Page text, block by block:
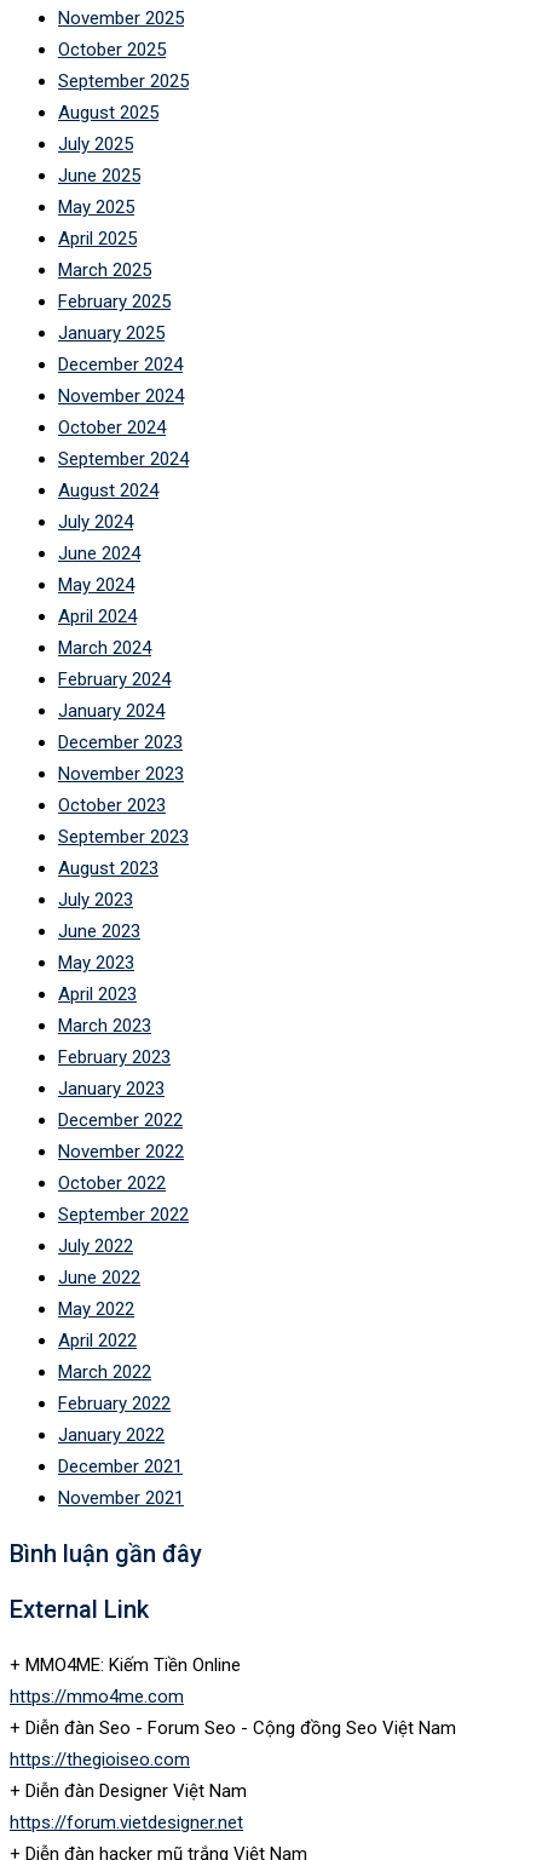
November 2025
October 2025
September 2025
August 2025
July 2025
June 2025
May 2025
April 2025
March 2025
February 2025
January 2025
December 2024
November 2024
October 2024
September 2024
August 2024
July 2024
June 2024
May 2024
April 2024
March 2024
February 2024
January 2024
December 2023
November 2023
October 2023
September 2023
August 2023
July 2023
June 2023
May 2023
April 2023
March 2023
February 2023
January 2023
December 2022
November 2022
October 2022
September 2022
July 2022
June 2022
May 2022
April 2022
March 2022
February 2022
January 2022
December 2021
November 2021
Bình luận gần đây
External Link
+ MMO4ME: Kiếm Tiền Online
https://mmo4me.com
+ Diễn đàn Seo - Forum Seo - Cộng đồng Seo Việt Nam
https://thegioiseo.com
+ Diễn đàn Designer Việt Nam
https://forum.vietdesigner.net
+ Diễn đàn hacker mũ trắng Việt Nam